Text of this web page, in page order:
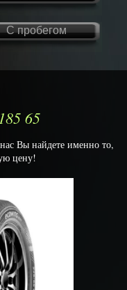
С пробегом
65
Вы найдете именно то,
цену!